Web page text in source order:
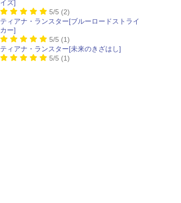
イズ]
5/5 (2)
ティアナ・ランスター[ブルーロードストライ
カー]
5/5 (1)
ティアナ・ランスター[未来のきざはし]
5/5 (1)